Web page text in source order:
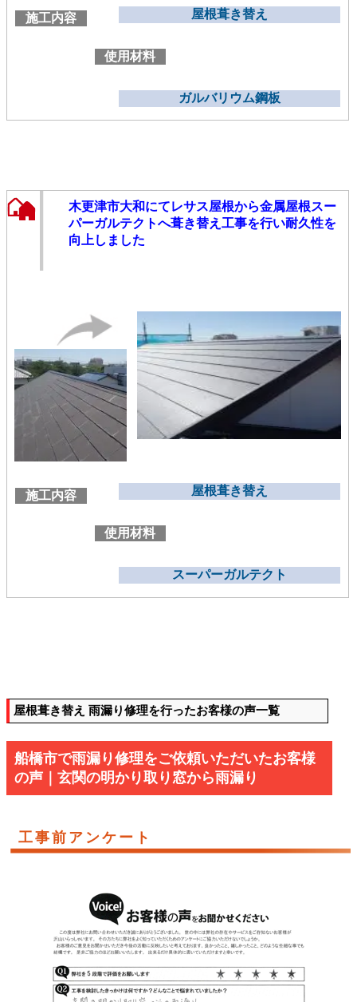
施工内容 屋根葺き替え
使用材料
ガルバリウム鋼板
木更津市大和にてレサス屋根から金属屋根スー
パーガルテクトへ葺き替え工事を行い耐久性を
向上しました
施工内容 屋根葺き替え
使用材料
スーパーガルテクト
屋根葺き替え 雨漏り修理を行ったお客様の声一覧
船橋市で雨漏り修理をご依頼いただいたお客様
の声｜玄関の明かり取り窓から雨漏り
工事前アンケート